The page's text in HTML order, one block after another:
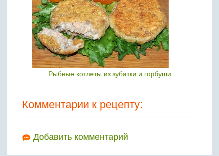
Рыбные котлеты из зубатки и горбуши
Комментарии к рецепту:
Добавить комментарий